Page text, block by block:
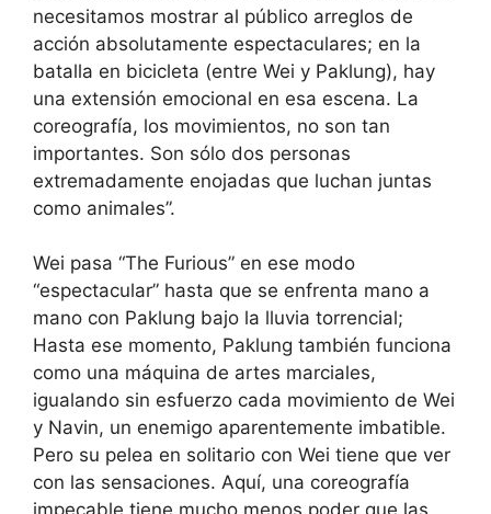
necesitamos mostrar al público arreglos de
acción absolutamente espectaculares; en la
batalla en bicicleta (entre Wei y Paklung), hay
una extensión emocional en esa escena. La
coreografía, los movimientos, no son tan
importantes. Son sólo dos personas
extremadamente enojadas que luchan juntas
como animales”.
Wei pasa “The Furious” en ese modo
“espectacular” hasta que se enfrenta mano a
mano con Paklung bajo la lluvia torrencial;
Hasta ese momento, Paklung también funciona
como una máquina de artes marciales,
igualando sin esfuerzo cada movimiento de Wei
y Navin, un enemigo aparentemente imbatible.
Pero su pelea en solitario con Wei tiene que ver
con las sensaciones. Aquí, una coreografía